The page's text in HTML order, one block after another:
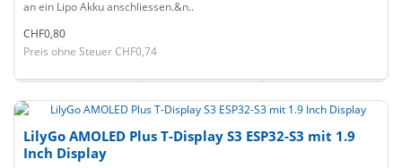
an ein Lipo Akku anschliessen.&n..
CHF0,80
Preis ohne Steuer CHF0,74
LilyGo AMOLED Plus T-Display S3 ESP32-S3 mit 1.9
Inch Display